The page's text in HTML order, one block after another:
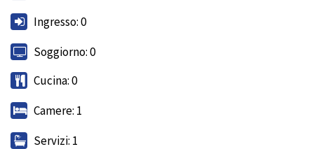
Ingresso: 0
Soggiorno: 0
Cucina: 0
Camere: 1
Servizi: 1